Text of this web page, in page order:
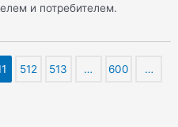
и потребителем.
512 513 … 600 …